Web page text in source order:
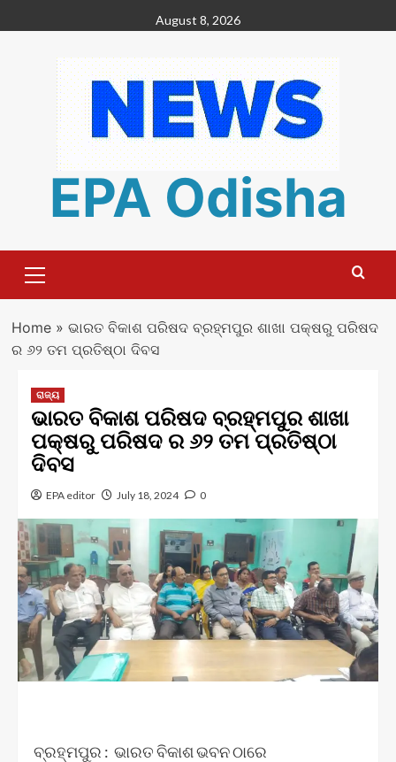
to
August 8, 2026
EPA Odisha
Menu
Home» ଭାରତ ବିକାଶ ପରିଷଦ ବ୍ରହ୍ମପୁର ଶାଖା ପକ୍ଷରୁ ପରିଷଦ
ର ୬୨ ତମ ପ୍ରତିଷ୍ଠା ଦିବସ
ରାଜ୍ୟ
ଭାରତ ବିକାଶ ପରିଷଦ ବ୍ରହ୍ମପୁର ଶାଖା
ପକ୍ଷରୁ ପରିଷଦ ର ୬୨ ତମ ପ୍ରତିଷ୍ଠା
ଦିବସ
EPA editor July 18, 2024 0
ବ୍ରହ୍ମପୁର : ଭାରତ ବିକାଶ ଭବନ ଠାରେ